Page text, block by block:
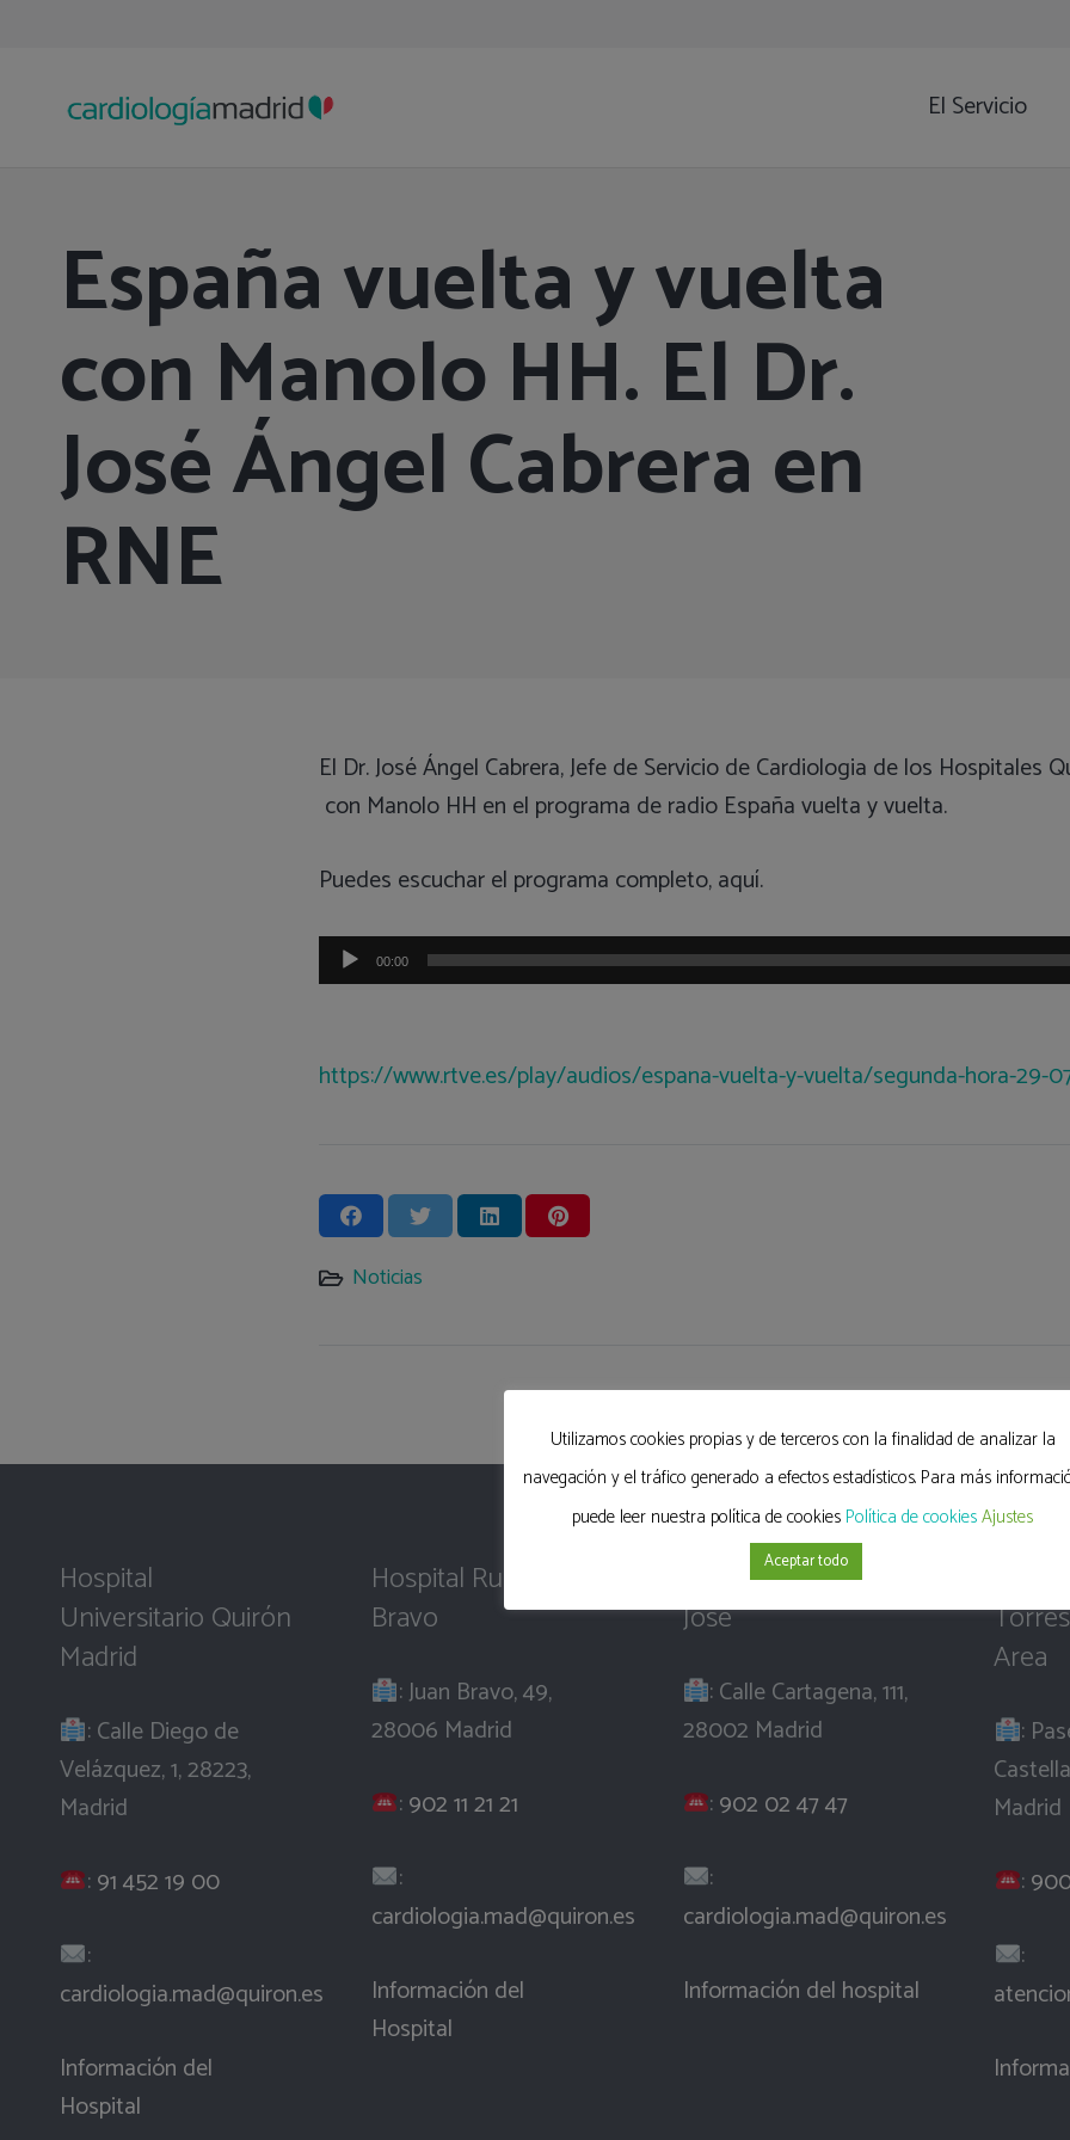
El Servicio
España vuelta y vuelta
con Manolo HH. El Dr.
José Ángel Cabrera en
RNE
El Dr. José Ángel Cabrera, Jefe de Servicio de Cardiologia de los Hospitales
con Manolo HH en el programa de radio España vuelta y vuelta.
Puedes escuchar el programa completo, aquí.
Reproductor
de
00:00
https://www.rtve.es/play/audios/espana-vuelta-y-vuelta/segunda-hora-29-
Noticias
Hospital
Universitario Quirón
Madrid
: Calle Diego de
Velázquez, 1, 28223,
Madrid
:91 452 19 00
:
cardiologia.mad@quiron.es
Información del
Hospital
Hospital Ruber Juan
Bravo
: Juan Bravo, 49,
28006 Madrid
:902 11 21 21
:
cardiologia.mad@quiron.es
Información del
Hospital
Hospital Quirón San
José
: Calle Cartagena, 111,
28002 Madrid
:902 02 47 47
:
cardiologia.mad@quiron.es
Información del hospital
Area
:
Madrid
:
:
Utilizamos cookies propias y de terceros con la finalidad de analizar la
navegación y el tráfico generado a efectos estadísticos. Para más
puede leer nuestra política de cookies Política de cookiesAjustes
Aceptar todo